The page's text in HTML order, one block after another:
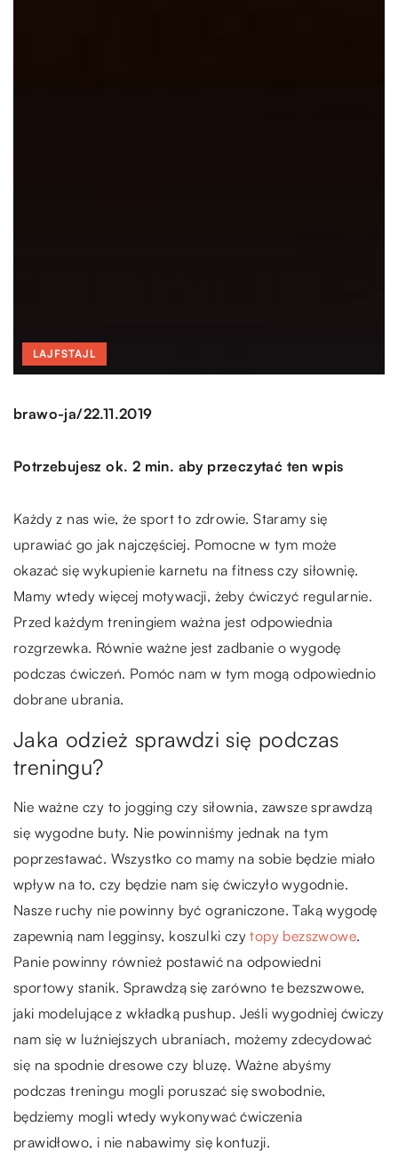
LAJFSTAJL
brawo-ja/22.11.2019
Potrzebujesz ok. 2 min. aby przeczytać ten wpis
Każdy z nas wie, że sport to zdrowie. Staramy się
uprawiać go jak najczęściej. Pomocne w tym może
okazać się wykupienie karnetu na fitness czy siłownię.
Mamy wtedy więcej motywacji, żeby ćwiczyć regularnie.
Przed każdym treningiem ważna jest odpowiednia
rozgrzewka. Równie ważne jest zadbanie o wygodę
podczas ćwiczeń. Pomóc nam w tym mogą odpowiednio
dobrane ubrania.
Jaka odzież sprawdzi się podczas
treningu?
Nie ważne czy to jogging czy siłownia, zawsze sprawdzą
się wygodne buty. Nie powinniśmy jednak na tym
poprzestawać. Wszystko co mamy na sobie będzie miało
wpływ na to, czy będzie nam się ćwiczyło wygodnie.
Nasze ruchy nie powinny być ograniczone. Taką wygodę
zapewnią nam legginsy, koszulki czytopy bezszwowe.
Panie powinny również postawić na odpowiedni
sportowy stanik. Sprawdzą się zarówno te bezszwowe,
jaki modelujące z wkładką pushup. Jeśli wygodniej ćwiczy
nam się w luźniejszych ubraniach, możemy zdecydować
się na spodnie dresowe czy bluzę. Ważne abyśmy
podczas treningu mogli poruszać się swobodnie,
będziemy mogli wtedy wykonywać ćwiczenia
prawidłowo, i nie nabawimy się kontuzji.